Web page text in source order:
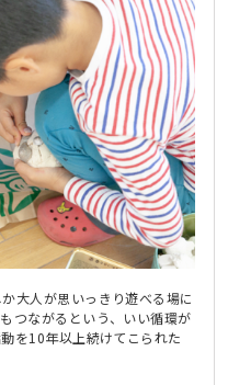
大人が思いっきり遊べる場に
つながるという、いい循環が
を10年以上続けてこられた